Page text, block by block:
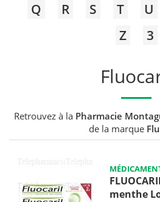
Q
R S T U
Z
3
Retrouvez à la Pharmacie
de la marque
menthe